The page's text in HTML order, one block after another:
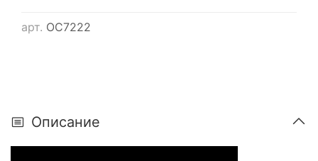
арт. ОС7222
Описание